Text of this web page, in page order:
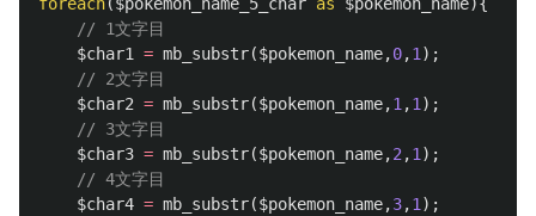
foreach($pokemon_name_5_char as $pokemon_name){
// 1文字目
$char1 = mb_substr($pokemon_name,0,1);
// 2文字目
$char2 = mb_substr($pokemon_name,1,1);
// 3文字目
$char3 = mb_substr($pokemon_name,2,1);
// 4文字目
$char4 = mb_substr($pokemon_name,3,1);